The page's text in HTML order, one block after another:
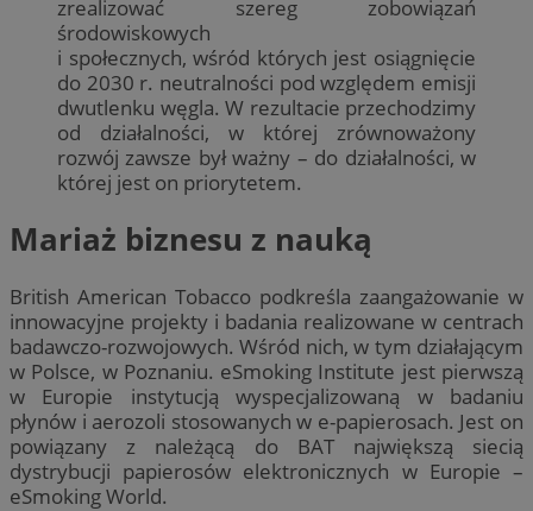
zrealizować szereg zobowiązań
środowiskowych
i społecznych, wśród których jest osiągnięcie
do 2030 r. neutralności pod względem emisji
dwutlenku węgla. W rezultacie przechodzimy
od działalności, w której zrównoważony
rozwój zawsze był ważny – do działalności, w
której jest on priorytetem.
Mariaż biznesu z nauką
British American Tobacco podkreśla zaangażowanie w
innowacyjne projekty i badania realizowane w centrach
badawczo-rozwojowych. Wśród nich, w tym działającym
w Polsce, w Poznaniu. eSmoking Institute jest pierwszą
w Europie instytucją wyspecjalizowaną w badaniu
płynów i aerozoli stosowanych w e-papierosach. Jest on
powiązany z należącą do BAT największą siecią
dystrybucji papierosów elektronicznych w Europie –
eSmoking World.